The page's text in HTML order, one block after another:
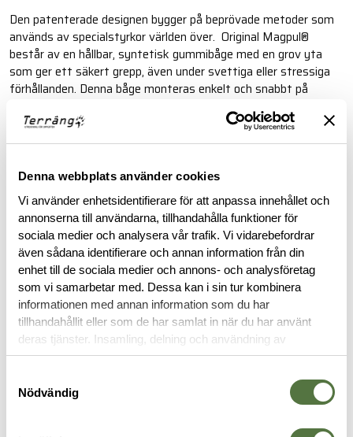
Denna webbplats använder cookies
Vi använder enhetsidentifierare för att anpassa innehållet och
annonserna till användarna, tillhandahålla funktioner för
sociala medier och analysera vår trafik. Vi vidarebefordrar
även sådana identifierare och annan information från din
enhet till de sociala medier och annons- och analysföretag
som vi samarbetar med. Dessa kan i sin tur kombinera
informationen med annan information som du har
tillhandahållit eller som de har samlat in när du har använt
deras tjänster. Insamling, delning och användning av
personuppgifter kan användas för personalisering av
Nödvändig
Den patenterade designen bygger på beprövade metoder som
används av specialstyrkor världen över. Original Magpul®
består av en hållbar, syntetisk gummibåge med en grov yta
som ger ett säkert grepp, även under svettiga eller stressiga
förhållanden. Denna båge monteras enkelt och snabbt på
snabbhet när du behöver byta magasin.
FINNS I FÖLJANDE FÄRGER
BESKRIVNING
RECENSIONER